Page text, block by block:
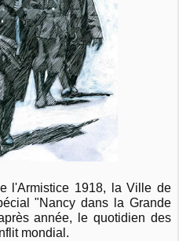
l'Armistice 1918, la Ville de
"Nancy dans la Grande
année, le quotidien des
mondial.